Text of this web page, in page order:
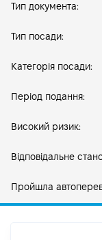
Тип документа:
Тип посади:
Категорія посади:
Період подання:
Високий ризик:
Відповідальне
Пройшла